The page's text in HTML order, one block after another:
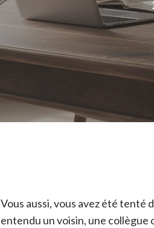
Vous aussi, vous avez été tenté
entendu un voisin, une collègue